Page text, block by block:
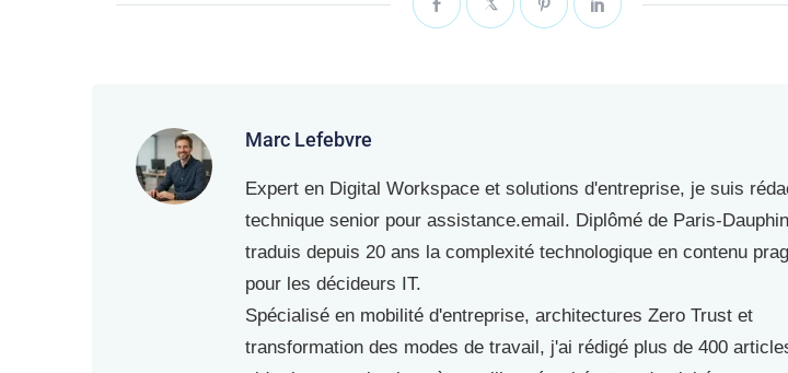
Marc Lefebvre
Expert en Digital Workspace et solutions d'entreprise, je suis
technique senior pour assistance.email. Diplômé de Paris-
traduis depuis 20 ans la complexité technologique en contenu
pour les décideurs IT.
Spécialisé en mobilité d'entreprise, architectures Zero Trust et
transformation des modes de travail, j'ai rédigé plus de 400